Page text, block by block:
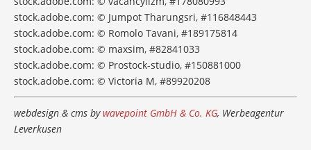
stock.adobe.com: © Jumpot Tharungsri, #116848443
stock.adobe.com: © Romolo Tavani, #189175814
stock.adobe.com: © maxsim, #82841033
stock.adobe.com: © Prostock-studio, #150881000
stock.adobe.com: © Victoria M, #89920208
webdesign & cms bywavepoint GmbH & Co. KG, Werbeagentur
Leverkusen